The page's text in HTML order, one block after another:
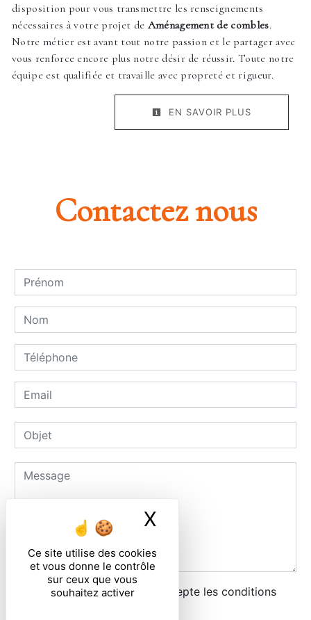
Ce site utilise des cookies
et vous donne le contrôle
sur ceux que vous
souhaitez activer
X
disposition pour vous transmettre les renseignements
nécessaires à votre projet de Aménagement de combles.
Notre métier est avant tout notre passion et le partager avec
vous renforce encore plus notre désir de réussir. Toute notre
équipe est qualifiée et travaille avec propreté et rigueur.
EN SAVOIR PLUS
Contactez nous
En cochant cette case, j'accepte les conditions